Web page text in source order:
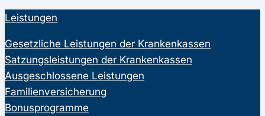
Leistungen
Gesetzliche Leistungen der Krankenkassen
Satzungsleistungen der Krankenkassen
Ausgeschlossene Leistungen
Familienversicherung
Bonusprogramme